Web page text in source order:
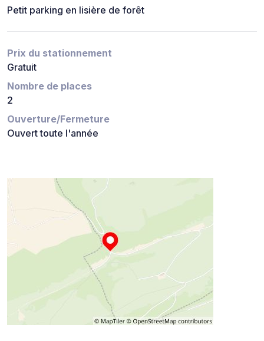
Petit parking en lisière de forêt
Prix du stationnement
Gratuit
Nombre de places
2
Ouverture/Fermeture
Ouvert toute l'année